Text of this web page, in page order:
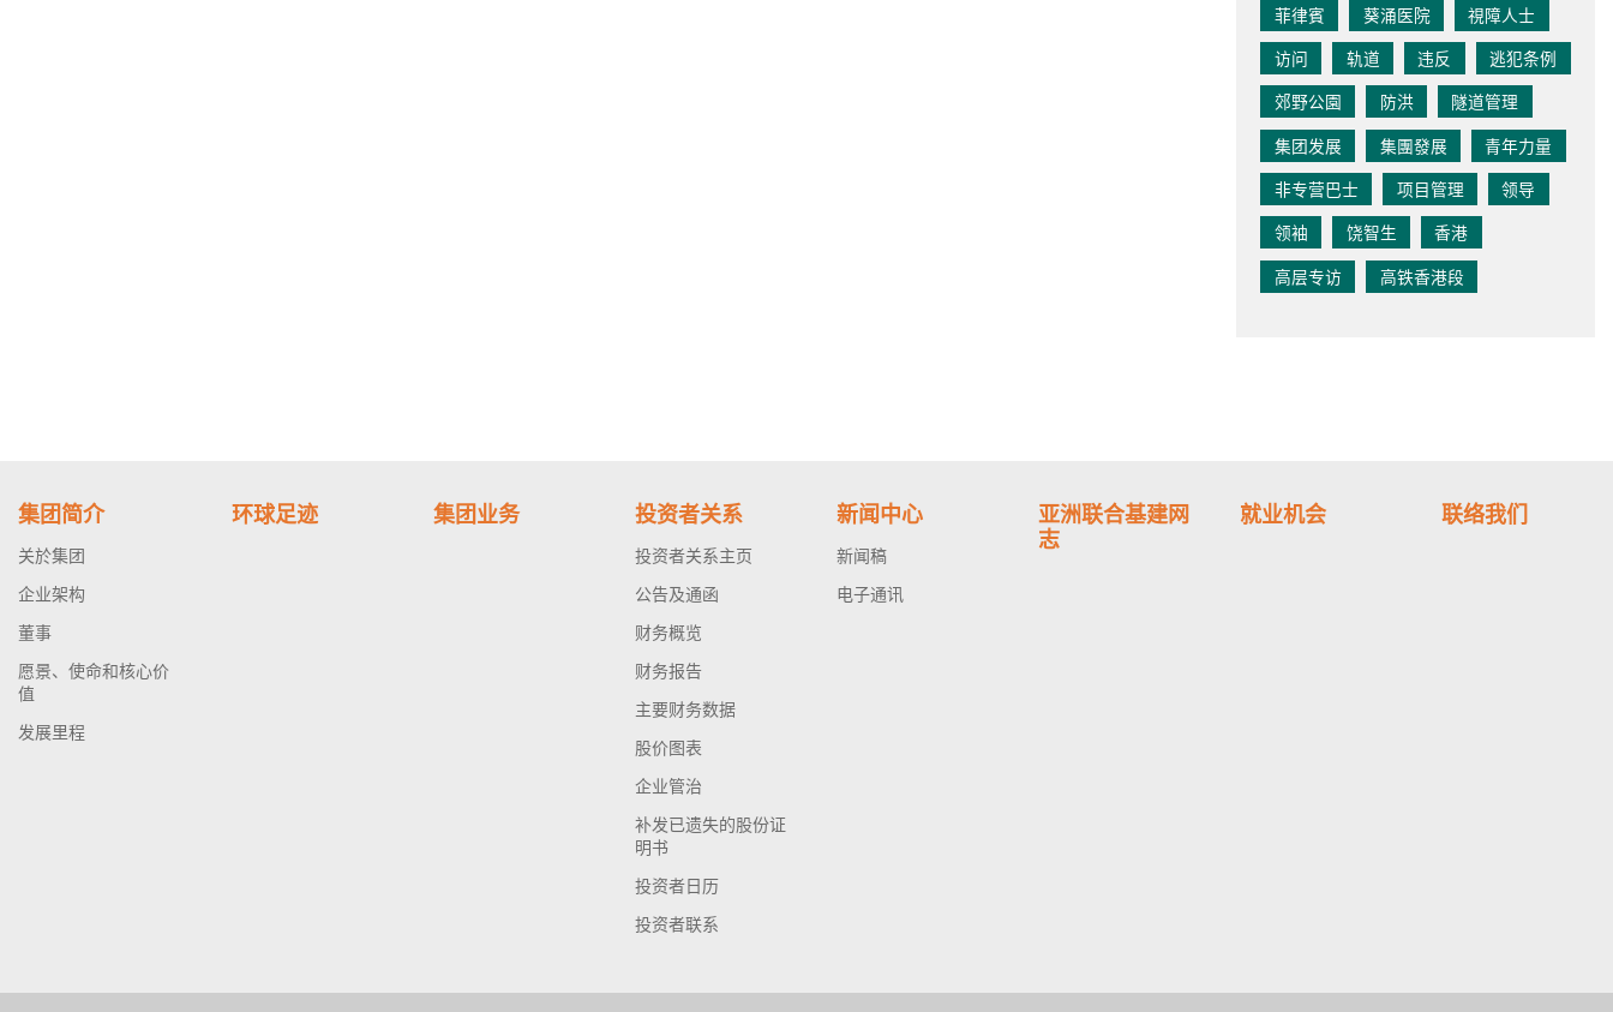
菲律賓
葵涌医院
視障人士
访问
轨道 违反
逃犯条例
郊野公園
防洪
隧道管理
集团发展
集團發展
青年力量
非专营巴士
项目管理
领导
领袖
饶智生
香港
高层专访
高铁香港段
集团简介
关於集团
企业架构
董事
愿景、使命和核心价
值
发展里程
环球足迹 集团业务 投资者关系
投资者关系主页
公告及通函
财务概览
财务报告
主要财务数据
股价图表
企业管治
补发已遗失的股份证
明书
投资者日历
投资者联系
新闻中心
新闻稿
电子通讯
亚洲联合基建网
志
就业机会 联络我们